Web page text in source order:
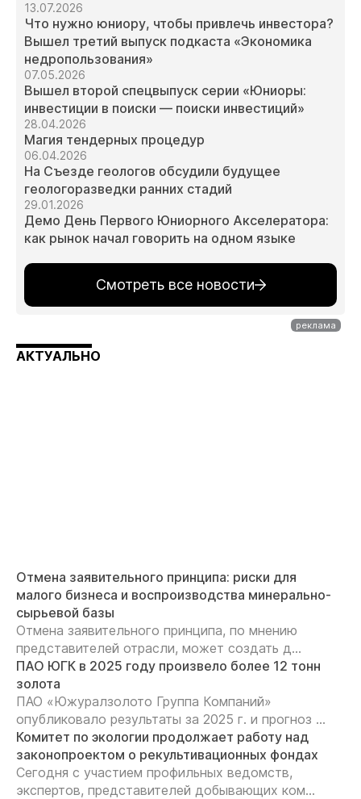
13.07.2026
Что нужно юниору, чтобы привлечь инвестора?
Вышел третий выпуск подкаста «Экономика
недропользования»
07.05.2026
Вышел второй спецвыпуск серии «Юниоры:
инвестиции в поиски — поиски инвестиций»
28.04.2026
Магия тендерных процедур
06.04.2026
На Съезде геологов обсудили будущее
геологоразведки ранних стадий
29.01.2026
Демо День Первого Юниорного Акселератора:
как рынок начал говорить на одном языке
Смотреть все новости
АКТУАЛЬНО
Отмена заявительного принципа: риски для
малого бизнеса и воспроизводства минерально-
сырьевой базы
Отмена заявительного принципа, по мнению
представителей отрасли, может создать д...
ПАО ЮГК в 2025 году произвело более 12 тонн
золота
ПАО «Южуралзолото Группа Компаний»
опубликовало результаты за 2025 г. и прогноз ...
Комитет по экологии продолжает работу над
законопроектом о рекультивационных фондах
Сегодня с участием профильных ведомств,
экспертов, представителей добывающих ком...